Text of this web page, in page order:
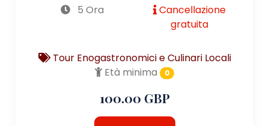
5 Ora
Cancellazione
gratuita
Tour Enogastronomici e Culinari Locali
Età minima
0
100.00 GBP